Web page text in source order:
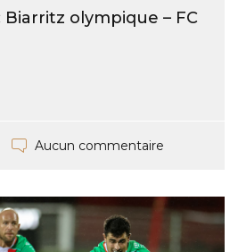
Biarritz olympique – FC
Aucun commentaire